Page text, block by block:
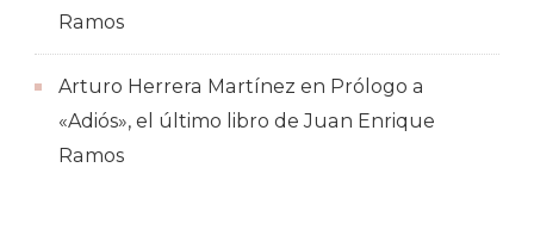
Ramos
Arturo Herrera Martínez en Prólogo a
«Adiós», el último libro de Juan Enrique
Ramos